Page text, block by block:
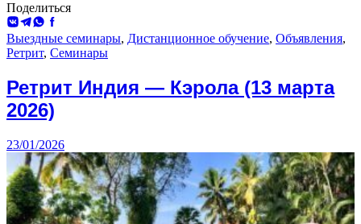
Поделиться
ВКонтакте
Telegram
WhatsApp
Facebook
Выездные семинары, Дистанционное обучение, Объявления,
Ретрит, Семинары
Ретрит Индия — Кэрола (13 марта
2026)
23/01/2026